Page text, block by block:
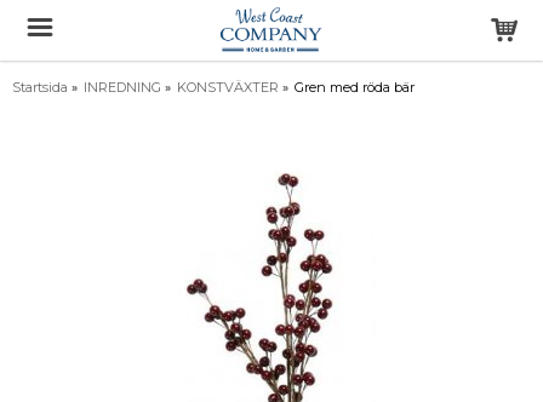
Startsida » INREDNING » KONSTVÄXTER » Gren med röda bär